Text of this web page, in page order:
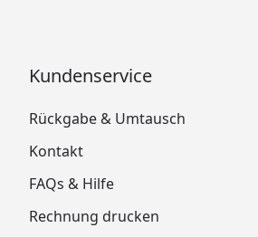
Kundenservice
Rückgabe & Umtausch
Kontakt
FAQs & Hilfe
Rechnung drucken